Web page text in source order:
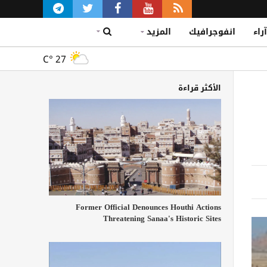
آراء انفوجرافيك المزيد
C° 27
الأكثر قراءة
Former Official Denounces Houthi Actions
Threatening Sanaa's Historic Sites